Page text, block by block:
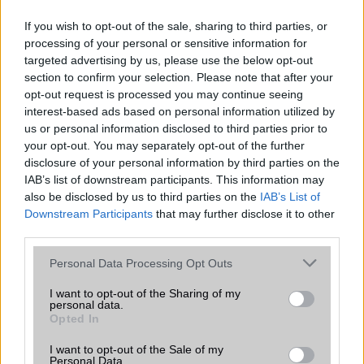
If you wish to opt-out of the sale, sharing to third parties, or
processing of your personal or sensitive information for
targeted advertising by us, please use the below opt-out
section to confirm your selection. Please note that after your
opt-out request is processed you may continue seeing
interest-based ads based on personal information utilized by
us or personal information disclosed to third parties prior to
your opt-out. You may separately opt-out of the further
disclosure of your personal information by third parties on the
IAB’s list of downstream participants. This information may
also be disclosed by us to third parties on the IAB’s List of
Downstream Participants that may further disclose it to other
Please note that this website/app uses one or more Google
not limited to your visit or usage behaviour. You may click to
grant or deny consent to Google and its third-party tags to
use your data for below specified purposes in below Google
consent section.
Personal Data Processing Opt Outs
I want to opt-out of the Sharing of my
personal data.
Opted In
I want to opt-out of the Sale of my
Personal Data.
jelentősen felgyorsítja a mindennapi használatot,
miközben a Pixel telefonokból továbbra is hiányzik.
KAPCSOLÓDÓ HÍREK
Videón a Motorola Moto X, a jövõ nagyágyúja
Hivatalos Motorola Moto X és Magic Glass fotók
Megjelent: itt a Motorola Moto X!
Motorola Moto X: nem jön Európába
Komolyabb személyre szabás jöhet a WP 8.1-ben?
Motorola Moto X: januárban Európában?
Motorola Moto X: horror áron jön Európába